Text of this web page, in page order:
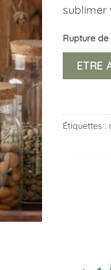
sublimer
Rupture
ETRE
Étiquettes :